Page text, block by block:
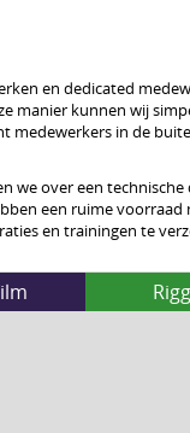
en dedicated
manier kunnen wij
medewerkers in de
we over een
een ruime
en trainingen te